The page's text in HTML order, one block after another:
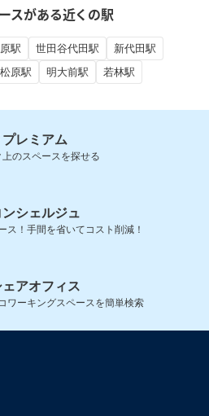
スがある近くの駅
駅 世田谷代田駅
新代田駅
松原駅 明大前駅 若林駅
プレミアム
のスペースを探せる
ンシェルジュ
ス！手間を省いてコスト削減！
アオフィス
ワーキングスペースを簡単検索